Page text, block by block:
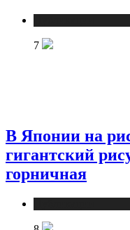
7
В Японии на
гигантский
горничная